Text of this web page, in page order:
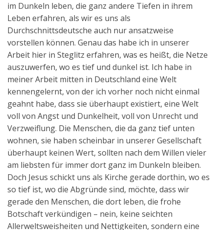
im Dunkeln leben, die ganz andere Tiefen in ihrem
Leben erfahren, als wir es uns als
Durchschnittsdeutsche auch nur ansatzweise
vorstellen können. Genau das habe ich in unserer
Arbeit hier in Steglitz erfahren, was es heißt, die Netze
auszuwerfen, wo es tief und dunkel ist. Ich habe in
meiner Arbeit mitten in Deutschland eine Welt
kennengelernt, von der ich vorher noch nicht einmal
geahnt habe, dass sie überhaupt existiert, eine Welt
voll von Angst und Dunkelheit, voll von Unrecht und
Verzweiflung. Die Menschen, die da ganz tief unten
wohnen, sie haben scheinbar in unserer Gesellschaft
überhaupt keinen Wert, sollten nach dem Willen vieler
am liebsten für immer dort ganz im Dunkeln bleiben.
Doch Jesus schickt uns als Kirche gerade dorthin, wo es
so tief ist, wo die Abgründe sind, möchte, dass wir
gerade den Menschen, die dort leben, die frohe
Botschaft verkündigen – nein, keine seichten
Allerweltsweisheiten und Nettigkeiten, sondern eine